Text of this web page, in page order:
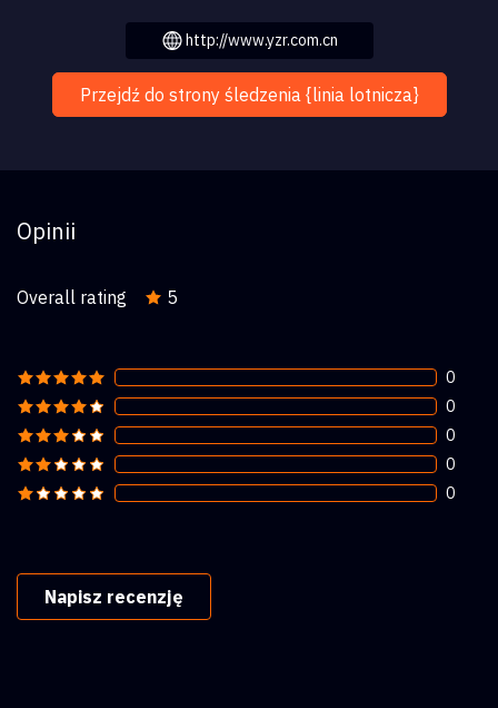
http://www.yzr.com.cn
Przejdź do strony śledzenia {linia lotnicza}
Opinii
Overall rating 5
0
0
0
0
0
Napisz recenzję